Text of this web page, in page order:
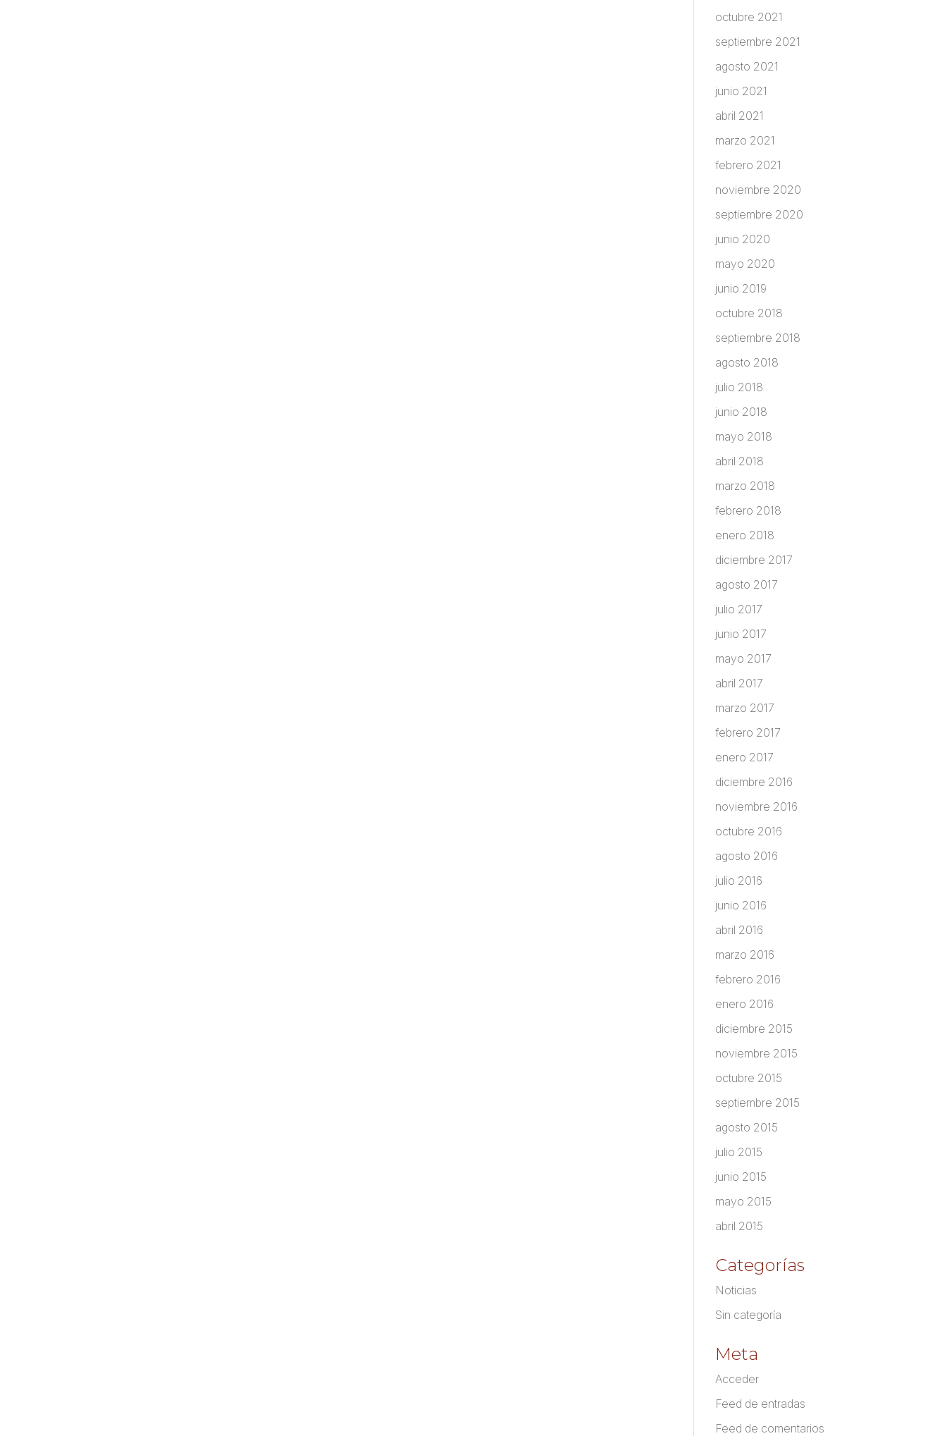
octubre 2021
septiembre 2021
agosto 2021
junio 2021
abril 2021
marzo 2021
febrero 2021
noviembre 2020
septiembre 2020
junio 2020
mayo 2020
junio 2019
octubre 2018
septiembre 2018
agosto 2018
julio 2018
junio 2018
mayo 2018
abril 2018
marzo 2018
febrero 2018
enero 2018
diciembre 2017
agosto 2017
julio 2017
junio 2017
mayo 2017
abril 2017
marzo 2017
febrero 2017
enero 2017
diciembre 2016
noviembre 2016
octubre 2016
agosto 2016
julio 2016
junio 2016
abril 2016
marzo 2016
febrero 2016
enero 2016
diciembre 2015
noviembre 2015
octubre 2015
septiembre 2015
agosto 2015
julio 2015
junio 2015
mayo 2015
abril 2015
Categorías
Noticias
Sin categoría
Meta
Acceder
Feed de entradas
Feed de comentarios